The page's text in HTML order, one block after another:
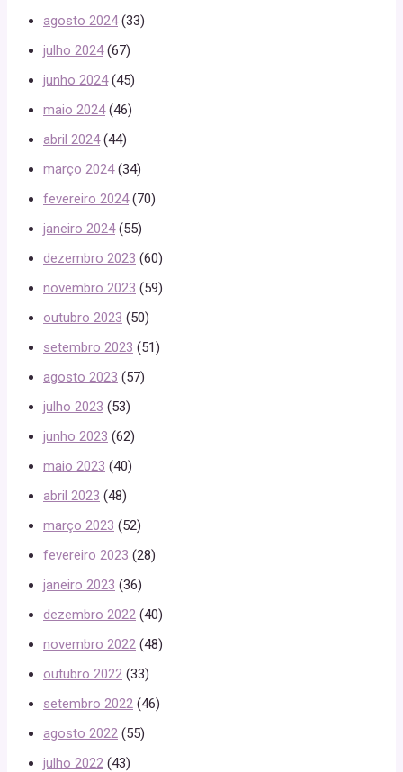
agosto 2024(33)
julho 2024(67)
junho 2024(45)
maio 2024(46)
abril 2024(44)
março 2024(34)
fevereiro 2024(70)
janeiro 2024(55)
dezembro 2023 (60)
novembro 2023 (59)
outubro 2023 (50)
setembro 2023 (51)
agosto 2023 (57)
julho 2023 (53)
junho 2023 (62)
maio 2023 (40)
abril 2023 (48)
março 2023 (52)
fevereiro 2023 (28)
janeiro 2023 (36)
dezembro 2022 (40)
novembro 2022 (48)
outubro 2022 (33)
setembro 2022 (46)
agosto 2022 (55)
julho 2022 (43)